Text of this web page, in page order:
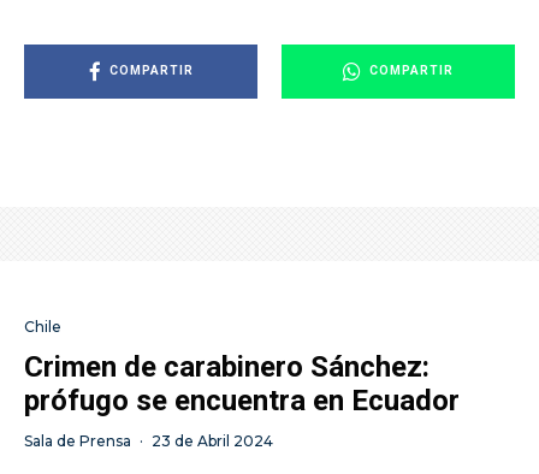
COMPARTIR COMPARTIR
Chile
Crimen de carabinero Sánchez:
prófugo se encuentra en Ecuador
Sala de Prensa · 23 de Abril 2024